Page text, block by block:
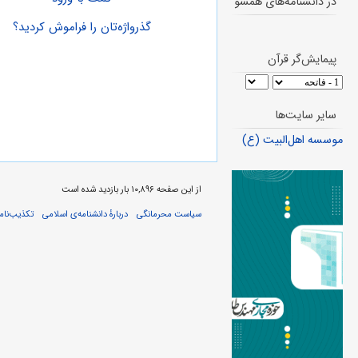
گذرواژه‌تان را فراموش کردید؟
پیمایش‌گر قرآن
سایر سایت‌ها
موسسه اهل‌البیت (ع)
از این صفحه ۱۰,۸۹۶ بار بازدید شده است
سیاست محرمانگی
دربارهٔ دانشنامه‌ی اسلامی